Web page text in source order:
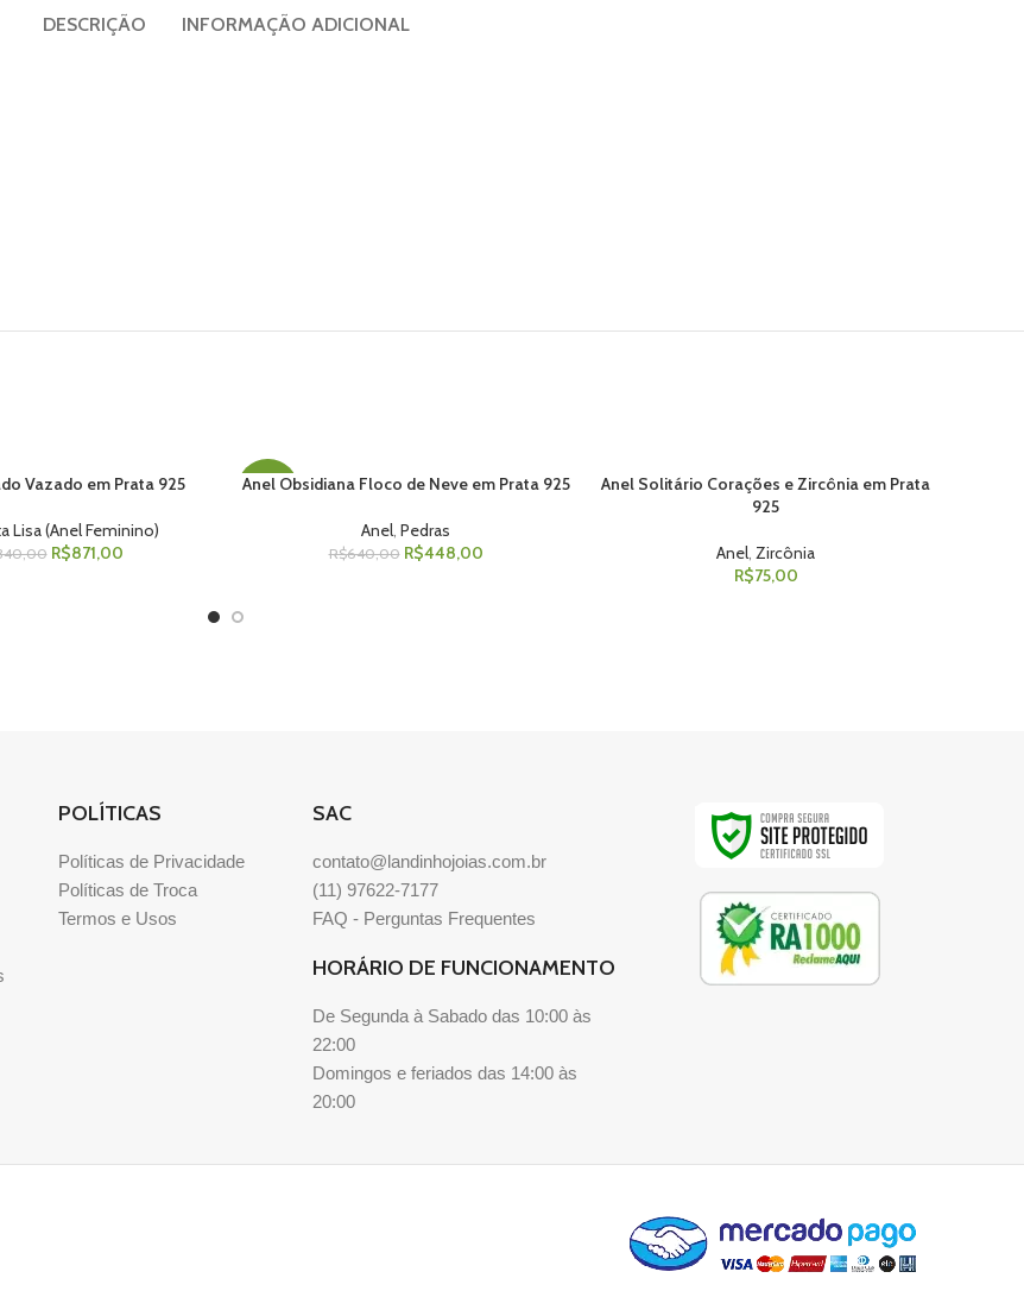
DESCRIÇÃO INFORMAÇÃO ADICIONAL
Vazado em Prata 925
Lisa (Anel Feminino)
R$871,00
-30%
VER OPÇÕES
Anel Obsidiana Floco de Neve em Prata 925
Anel, Pedras
R$640,00 R$448,00
VER OPÇÕES
Anel Solitário Corações e Zircônia em Prata
925
Anel, Zircônia
R$75,00
POLÍTICAS
Políticas de Privacidade
Políticas de Troca
Termos e Usos
SAC
contato@landinhojoias.com.br
(11) 97622-7177
FAQ - Perguntas Frequentes
HORÁRIO DE FUNCIONAMENTO
De Segunda à Sabado das 10:00 às
22:00
Domingos e feriados das 14:00 às
20:00